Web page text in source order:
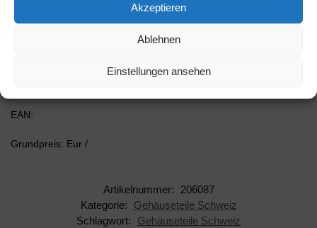
Akzeptieren
Ablehnen
Einstellungen ansehen
EAN:
Grundpreis: Eur /
Artikelnummer:
206087
Kategorie:
Gehäuseteile Schweiz
Schlagwort:
Gehäuseteile Schweiz